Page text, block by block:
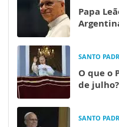
Papa
SANTO
O que o
de julho?
SANTO